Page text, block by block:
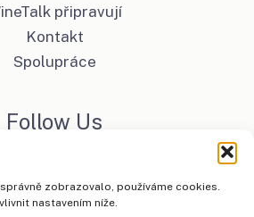
zobrazovalo, používáme cookies.
nastavením níže.
připravují
Kontakt
Spolupráce
Follow Us
Instagram